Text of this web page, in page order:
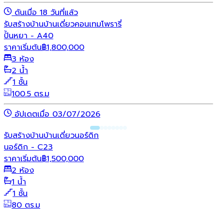
ดันเมื่อ 18 วันที่แล้ว
รับสร้างบ้านบ้านเดี่ยวคอนเทมโพรารี่
ปั้นหยา - A40
ราคาเริ่มต้น฿1,800,000
3 ห้อง
2 น้ำ
1 ชั้น
100.5 ตร.ม
อัปเดตเมื่อ 03/07/2026
รับสร้างบ้านบ้านเดี่ยวนอร์ดิก
นอร์ดิก - C23
ราคาเริ่มต้น฿1,500,000
2 ห้อง
1 น้ำ
1 ชั้น
80 ตร.ม